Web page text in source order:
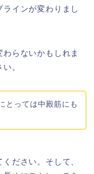
インが変わりまし
らないかもしれま
。
とっては中殿筋にも
ださい。そして、